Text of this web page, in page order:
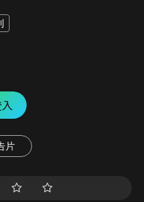
片